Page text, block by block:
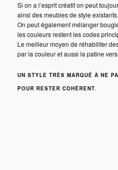
Si on a l’esprit créatif on peut
ainsi des meubles de style existants.
On peut également mélanger
les couleurs restent les codes
Le meilleur moyen de réhabiliter
par la couleur et aussi la patine
UN STYLE TRÈS MARQUÉ À NE
POUR RESTER COHÉRENT.